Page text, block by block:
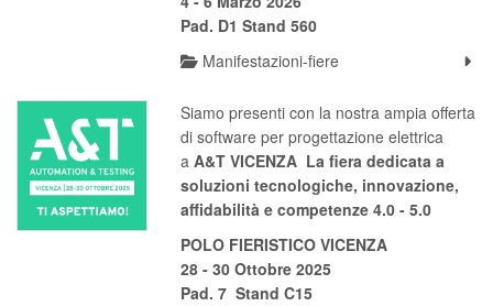
Pad. D1 Stand 560
Manifestazioni-fiere
Siamo presenti con la nostra ampia offerta
di software per progettazione elettrica
aA&T VICENZA La fiera dedicata a
soluzioni tecnologiche, innovazione,
affidabilitàe competenze 4.0 - 5.0
POLO FIERISTICO VICENZA
28 - 30 Ottobre 2025
Pad. 7 Stand C15